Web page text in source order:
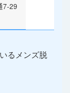
7-29
るメンズ脱